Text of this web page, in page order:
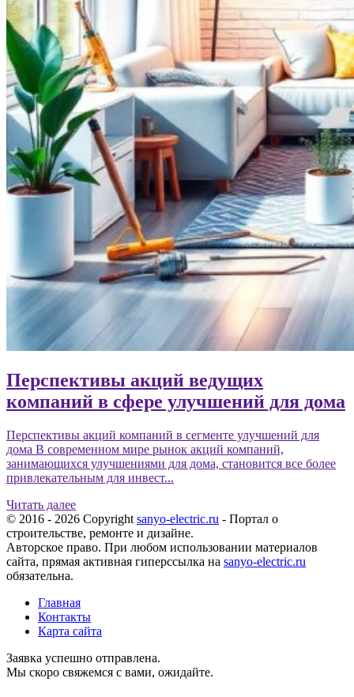
Перспективы акций ведущих
компаний в сфере улучшений для дома
Перспективы акций компаний в сегменте улучшений для
дома В современном мире рынок акций компаний,
занимающихся улучшениями для дома, становится все более
привлекательным для инвест...
Читать далее
© 2016 - 2026 Copyright sanyo-electric.ru - Портал о
строительстве, ремонте и дизайне.
Авторское право. При любом использовании материалов
сайта, прямая активная гиперссылка на sanyo-electric.ru
обязательна.
Главная
Контакты
Карта сайта
Заявка успешно отправлена.
Мы скоро свяжемся с вами, ожидайте.